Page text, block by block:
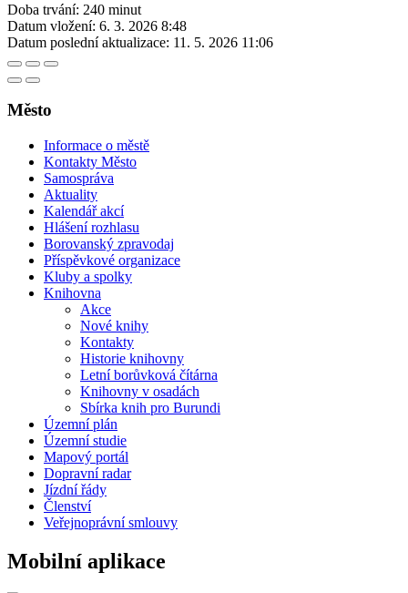
Doba trvání: 240 minut
Datum vložení: 6. 3. 2026 8:48
Datum poslední aktualizace: 11. 5. 2026 11:06
Město
Informace o městě
Kontakty Město
Samospráva
Aktuality
Kalendář akcí
Hlášení rozhlasu
Borovanský zpravodaj
Příspěvkové organizace
Kluby a spolky
Knihovna
Akce
Nové knihy
Kontakty
Historie knihovny
Letní borůvková čítárna
Knihovny v osadách
Sbírka knih pro Burundi
Územní plán
Územní studie
Mapový portál
Dopravní radar
Jízdní řády
Členství
Veřejnoprávní smlouvy
Mobilní aplikace